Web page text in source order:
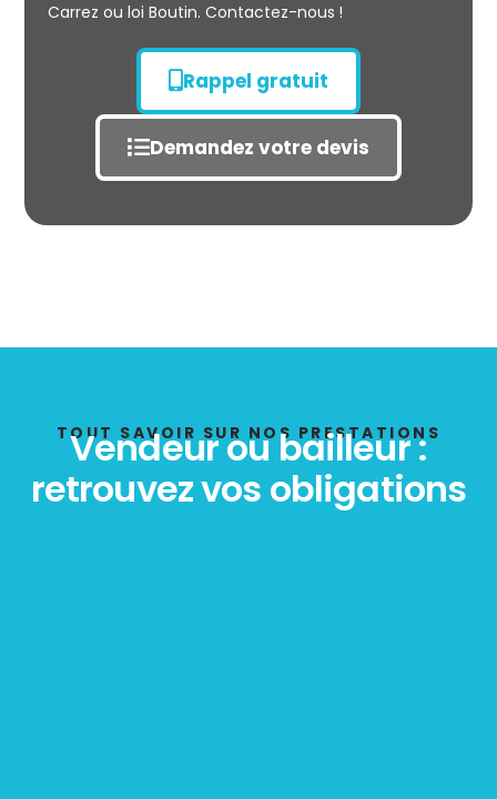
POLLUTION
Carrez ou loi Boutin. Contactez-nous !
Rappel gratuit
Demandez votre devis
TOUT SAVOIR SUR NOS PRESTATIONS
Vendeur ou bailleur :
retrouvez vos obligations